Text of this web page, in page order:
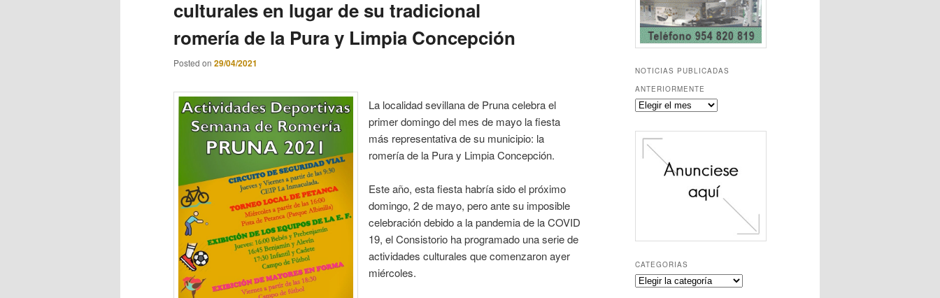
culturales en lugar de su tradicional
romería de la Pura y Limpia Concepción
Posted on 29/04/2021
La localidad sevillana de Pruna celebra el
primer domingo del mes de mayo la fiesta
más representativa de su municipio: la
romería de la Pura y Limpia Concepción.
Este año, esta fiesta habría sido el próximo
domingo, 2 de mayo, pero ante su imposible
celebración debido a la pandemia de la COVID
19, el Consistorio ha programado una serie de
actividades culturales que comenzaron ayer
miércoles.
NOTICIAS PUBLICADAS
ANTERIORMENTE
Noticias
anteriormente
CATEGORIAS
Categorias